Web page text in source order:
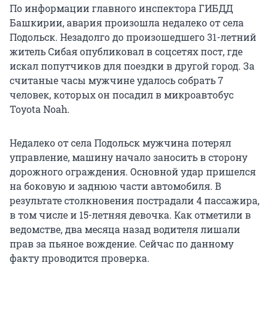
По информации главного инспектора ГИБДД
Башкирии, авария произошла недалеко от села
Подольск. Незадолго до произошедшего 31-летний
житель Сибая опубликовал в соцсетях пост, где
искал попутчиков для поездки в другой город. За
считаные часы мужчине удалось собрать 7
человек, которых он посадил в микроавтобус
Toyota Noah.
Недалеко от села Подольск мужчина потерял
управление, машину начало заносить в сторону
дорожного ограждения. Основной удар пришелся
на боковую и заднюю части автомобиля. В
результате столкновения пострадали 4 пассажира,
в том числе и 15-летняя девочка. Как отметили в
ведомстве, два месяца назад водителя лишали
прав за пьяное вождение. Сейчас по данному
факту проводится проверка.